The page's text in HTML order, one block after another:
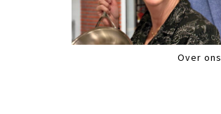
Over ons